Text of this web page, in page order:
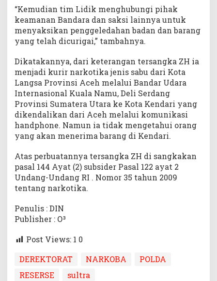
“Kemudian tim Lidik menghubungi pihak
keamanan Bandara dan saksi lainnya untuk
menyaksikan penggeledahan badan dan barang
yang telah dicurigai,” tambahnya.
Dikatakannya, dari keterangan tersangka ZH ia
menjadi kurir narkotika jenis sabu dari Kota
Langsa Provinsi Aceh melalui Bandar Udara
Internasional Kuala Namu, Deli Serdang
Provinsi Sumatera Utara ke Kota Kendari yang
dikendalikan dari Aceh melalui komunikasi
handphone. Namun ia tidak mengetahui orang
yang akan menerima barang di Kendari.
Atas perbuatannya tersangka ZH di sangkakan
pasal 144 Ayat (2) subsider Pasal 122 ayat 2
Undang-Undang RI . Nomor 35 tahun 2009
tentang narkotika.
Penulis : DIN
Publisher : O³
Post Views: 1 0
DEREKTORAT
NARKOBA
POLDA
RESERSE
sultra